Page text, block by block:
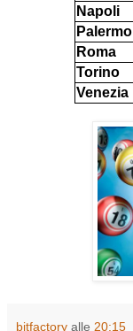
Napoli
Palermo
Roma
Torino
Venezia
bitfactory alle 20:15